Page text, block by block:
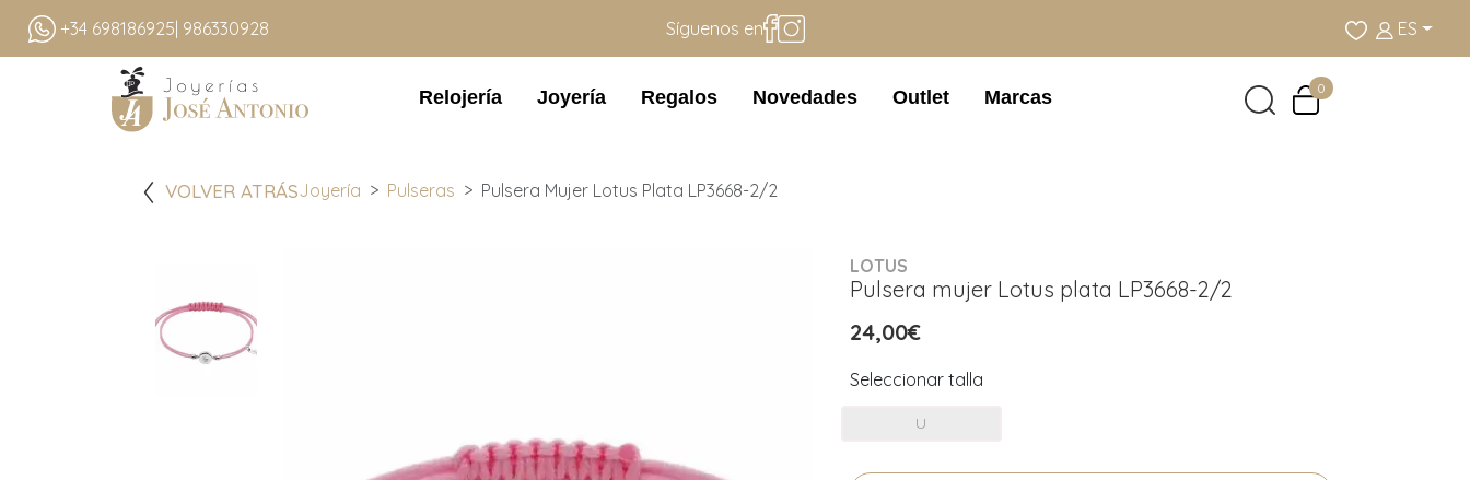
+34 698186925 | 986330928 Síguenos en ES
Relojería Joyería Regalos Novedades Outlet Marcas 0
VOLVER ATRÁSJoyería Pulseras Pulsera Mujer Lotus Plata LP3668-2/2
LOTUS
Pulsera mujer Lotus plata LP3668-2/2
24,00€
Seleccionar talla
U